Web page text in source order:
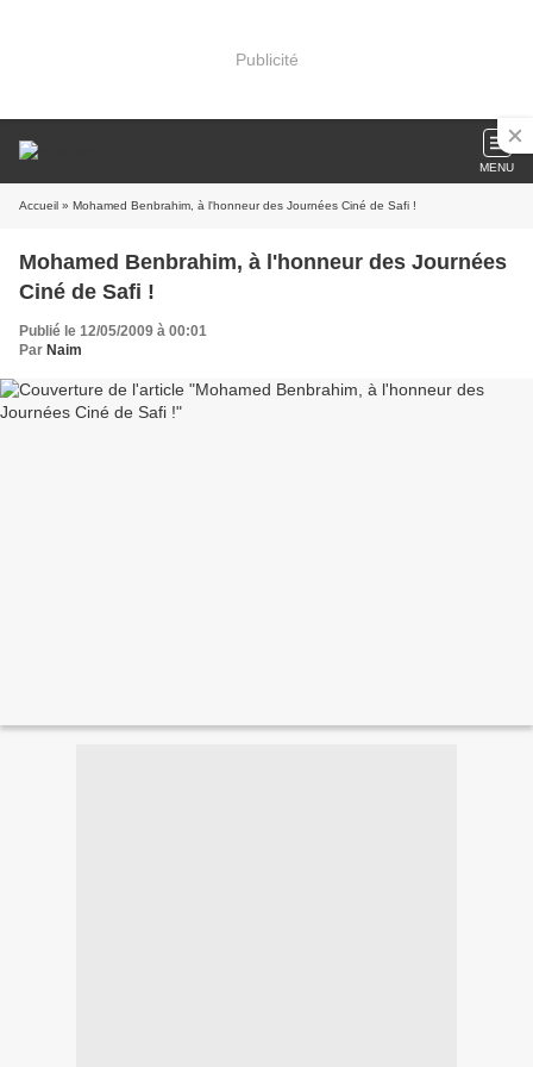
Publicité
MENU
Accueil » Mohamed Benbrahim, à l'honneur des Journées Ciné de Safi !
Mohamed Benbrahim, à l'honneur des Journées
Ciné de Safi !
Publié le 12/05/2009 à 00:01
Par Naim